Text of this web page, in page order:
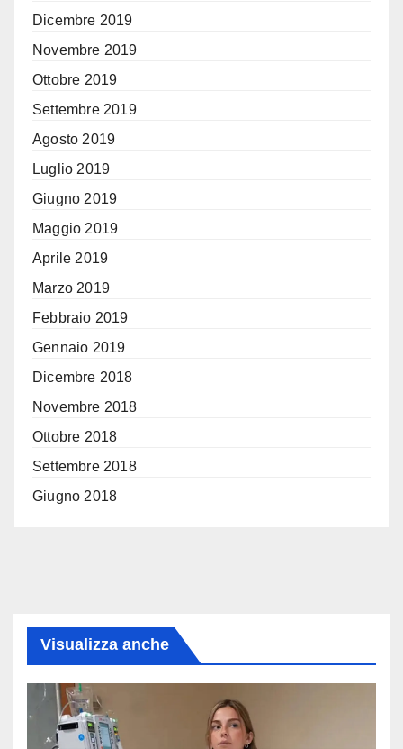
Dicembre 2019
Novembre 2019
Ottobre 2019
Settembre 2019
Agosto 2019
Luglio 2019
Giugno 2019
Maggio 2019
Aprile 2019
Marzo 2019
Febbraio 2019
Gennaio 2019
Dicembre 2018
Novembre 2018
Ottobre 2018
Settembre 2018
Giugno 2018
Visualizza anche